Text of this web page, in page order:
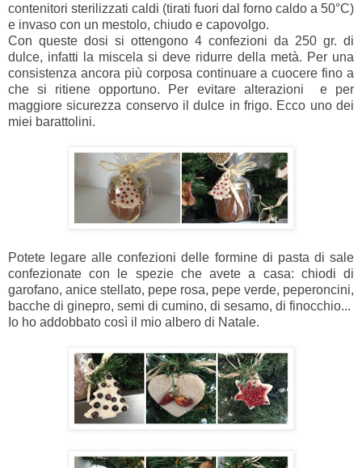
contenitori sterilizzati caldi (tirati fuori dal forno caldo a 50°C)
e invaso con un mestolo, chiudo e capovolgo.
Con queste dosi si ottengono 4 confezioni da 250 gr. di
dulce, infatti la miscela si deve ridurre della metà. Per una
consistenza ancora più corposa continuare a cuocere fino a
che si ritiene opportuno. Per evitare alterazioni e per
maggiore sicurezza conservo il dulce in frigo. Ecco uno dei
miei barattolini.
Potete legare alle confezioni delle formine di pasta di sale
confezionate con le spezie che avete a casa: chiodi di
garofano, anice stellato, pepe rosa, pepe verde, peperoncini,
bacche di ginepro, semi di cumino, di sesamo, di finocchio...
Io ho addobbato così il mio albero di Natale.